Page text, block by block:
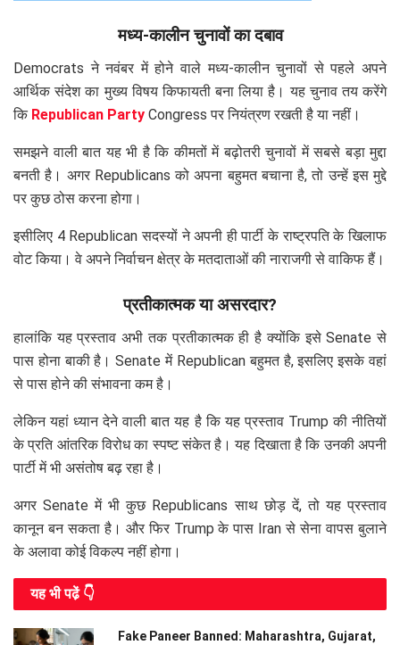
मध्य-कालीन चुनावों का दबाव
Democrats ने नवंबर में होने वाले मध्य-कालीन चुनावों से पहले अपने
आर्थिक संदेश का मुख्य विषय किफायती बना लिया है। यह चुनाव तय करेंगे
कि Republican Party Congress पर नियंत्रण रखती है या नहीं।
समझने वाली बात यह भी है कि कीमतों में बढ़ोतरी चुनावों में सबसे बड़ा मुद्दा
बनती है। अगर Republicans को अपना बहुमत बचाना है, तो उन्हें इस मुद्दे
पर कुछ ठोस करना होगा।
इसीलिए 4 Republican सदस्यों ने अपनी ही पार्टी के राष्ट्रपति के खिलाफ
वोट किया। वे अपने निर्वाचन क्षेत्र के मतदाताओं की नाराजगी से वाकिफ हैं।
प्रतीकात्मक या असरदार?
हालांकि यह प्रस्ताव अभी तक प्रतीकात्मक ही है क्योंकि इसे Senate से
पास होना बाकी है। Senate में Republican बहुमत है, इसलिए इसके वहां
से पास होने की संभावना कम है।
लेकिन यहां ध्यान देने वाली बात यह है कि यह प्रस्ताव Trump की नीतियों
के प्रति आंतरिक विरोध का स्पष्ट संकेत है। यह दिखाता है कि उनकी अपनी
पार्टी में भी असंतोष बढ़ रहा है।
अगर Senate में भी कुछ Republicans साथ छोड़ दें, तो यह प्रस्ताव
कानून बन सकता है। और फिर Trump के पास Iran से सेना वापस बुलाने
के अलावा कोई विकल्प नहीं होगा।
यह भी पढे़ं 👇
Fake Paneer Banned: Maharashtra, Gujarat,